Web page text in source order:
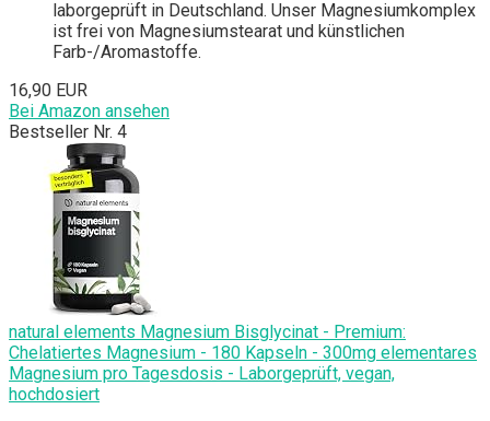
laborgeprüft in Deutschland. Unser Magnesiumkomplex
ist frei von Magnesiumstearat und künstlichen
Farb-/Aromastoffe.
16,90 EUR
Bei Amazon ansehen
Bestseller Nr. 4
natural elements Magnesium Bisglycinat - Premium:
Chelatiertes Magnesium - 180 Kapseln - 300mg elementares
Magnesium pro Tagesdosis - Laborgeprüft, vegan,
hochdosiert